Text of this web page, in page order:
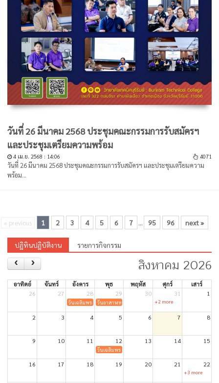
วันที่ 26 มีนาคม 2568 ประชุมคณะกรรมการรับสมัครฯ
และประชุมเตรียมความพร้อม
4 เม.ย. 2568 : 14:06 4071
วันที่ 26 มีนาคม 2568 ประชุมคณะกรรมการรับสมัครฯ และประชุมเตรียมความ
พร้อม...
« previous 1 2 3 4 5 6 7 ... 95 96 next »
ปฏิทินปฏิบัติงาน รายการกิจกรรม
สิงหาคม 2026
อาทิตย์ จันทร์ อังคาร พุธ พฤหัส ศุกร์
เสาร์
26
27 28 29 30 31 1
วันเฉลิมพระชนมพรรษา สมเด็จพระเจ้าอยู่หัวมหาวชิราลงกรณ บดินทร
วันอาสาฬหบูชา +2 more
2 3 4 5 6 7 8
9 10 11 12 13 14 15
วันเฉลิมพระชนมพรรษาสมเด็จพระนางเจ้าสิริกิติ์ พระ
16 17 18 19 20 21 22
+3 more